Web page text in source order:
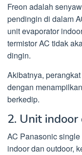
Freon adalah
pendingin di dalam
unit evaporator
termistor AC tidak
dingin.
Akibatnya,
dengan
berkedip.
2. Unit
AC Panasonic
indoor dan outdoor,